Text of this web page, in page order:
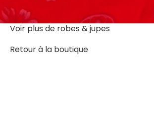
Voir plus de robes & jupes
Retour à la boutique